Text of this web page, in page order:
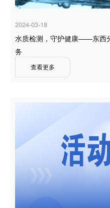
2024-03-18
水质检测，守护健康——东西
务
查看更多